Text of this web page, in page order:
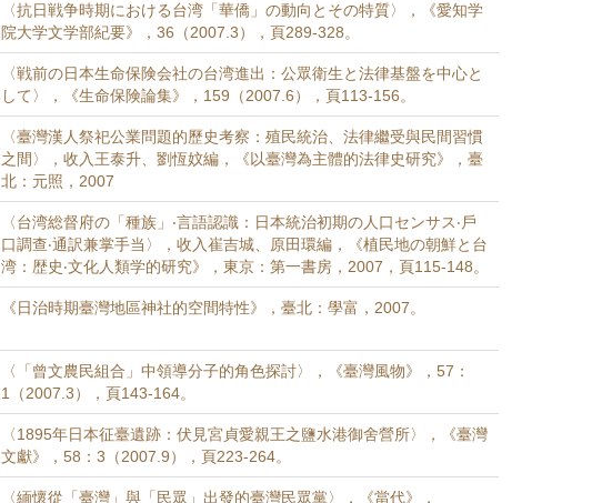
〈抗日戦争時期における台湾「華僑」の動向とその特質〉，《愛知学
院大学文学部紀要》，36（2007.3），頁289-328。
〈戦前の日本生命保険会社の台湾進出：公眾衛生と法律基盤を中心と
して〉，《生命保険論集》，159（2007.6），頁113-156。
〈臺灣漢人祭祀公業問題的歷史考察：殖民統治、法律繼受與民間習慣
之間〉，收入王泰升、劉恆妏編，《以臺灣為主體的法律史研究》，臺
北：元照，2007
〈台湾総督府の「種族」‧言語認識：日本統治初期の人口センサス‧戶
口調查‧通訳兼掌手当〉，收入崔吉城、原田環編，《植民地の朝鮮と台
湾：歴史‧文化人類学的研究》，東京：第一書房，2007，頁115-148。
《日治時期臺灣地區神社的空間特性》，臺北：學富，2007。
〈「曾文農民組合」中領導分子的角色探討〉，《臺灣風物》，57：
1（2007.3），頁143-164。
〈1895年日本征臺遺跡：伏見宮貞愛親王之鹽水港御舍營所〉，《臺灣
文獻》，58：3（2007.9），頁223-264。
〈緬懷從「臺灣」與「民眾」出發的臺灣民眾黨〉，《當代》，